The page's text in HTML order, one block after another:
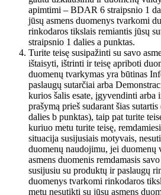
apimtimi – BDAR 6 straipsnio 1
jūsų asmens duomenys tvarkomi
rinkodaros tikslais remiantis jūsų
straipsnio 1 dalies a punktas.
Turite teisę susipažinti su savo
ištaisyti, ištrinti ir teisę apriboti
duomenų tvarkymas yra būtinas
paslaugų sutarčiai arba
kurios šalis esate, įgyvendinti arba
prašymą prieš sudarant šias
dalies b punktas), taip pat turite
kuriuo metu turite teisę,
situacija susijusiais motyvais,
duomenų naudojimu, jei duomenų
asmens duomenis remdamasis
susijusiu su produktų ir paslaugų
duomenys tvarkomi rinkodaros
metu nesutikti su jūsų asmens